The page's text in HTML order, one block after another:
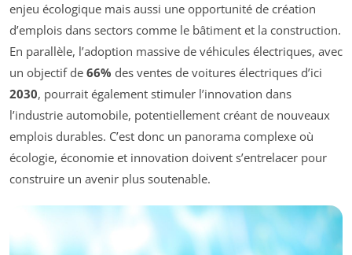
enjeu écologique mais aussi une opportunité de création
d’emplois dans sectors comme le bâtiment et la construction.
En parallèle, l’adoption massive de véhicules électriques, avec
un objectif de 66% des ventes de voitures électriques d’ici
2030, pourrait également stimuler l’innovation dans
l’industrie automobile, potentiellement créant de nouveaux
emplois durables. C’est donc un panorama complexe où
écologie, économie et innovation doivent s’entrelacer pour
construire un avenir plus soutenable.